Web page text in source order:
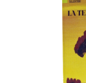
AGGIUNGI